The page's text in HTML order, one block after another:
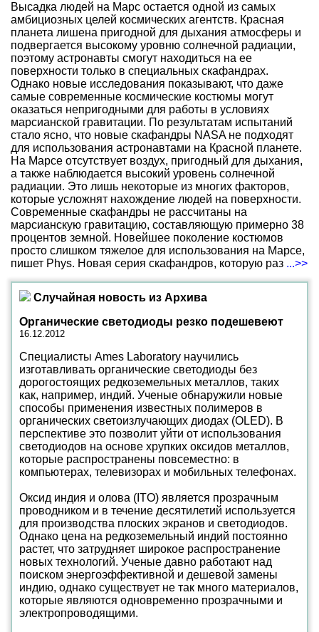
Высадка людей на Марс остается одной из самых
амбициозных целей космических агентств. Красная
планета лишена пригодной для дыхания атмосферы и
подвергается высокому уровню солнечной радиации,
поэтому астронавты смогут находиться на ее
поверхности только в специальных скафандрах.
Однако новые исследования показывают, что даже
самые современные космические костюмы могут
оказаться непригодными для работы в условиях
марсианской гравитации. По результатам испытаний
стало ясно, что новые скафандры NASA не подходят
для использования астронавтами на Красной планете.
На Марсе отсутствует воздух, пригодный для дыхания,
а также наблюдается высокий уровень солнечной
радиации. Это лишь некоторые из многих факторов,
которые усложнят нахождение людей на поверхности.
Современные скафандры не рассчитаны на
марсианскую гравитацию, составляющую примерно 38
процентов земной. Новейшее поколение костюмов
просто слишком тяжелое для использования на Марсе,
пишет Phys. Новая серия скафандров, которую раз ...>>
Случайная новость из Архива
Органические светодиоды резко подешевеют
16.12.2012
Специалисты Ames Laboratory научились
изготавливать органические светодиоды без
дорогостоящих редкоземельных металлов, таких
как, например, индий. Ученые обнаружили новые
способы применения известных полимеров в
органических светоизлучающих диодах (OLED). В
перспективе это позволит уйти от использования
светодиодов на основе хрупких оксидов металлов,
которые распространены повсеместно: в
компьютерах, телевизорах и мобильных телефонах.
Оксид индия и олова (ITO) является прозрачным
проводником и в течение десятилетий используется
для производства плоских экранов и светодиодов.
Однако цена на редкоземельный индий постоянно
растет, что затрудняет широкое распространение
новых технологий. Ученые давно работают над
поиском энергоэффективной и дешевой замены
индию, однако существует не так много материалов,
которые являются одновременно прозрачными и
электропроводящими.